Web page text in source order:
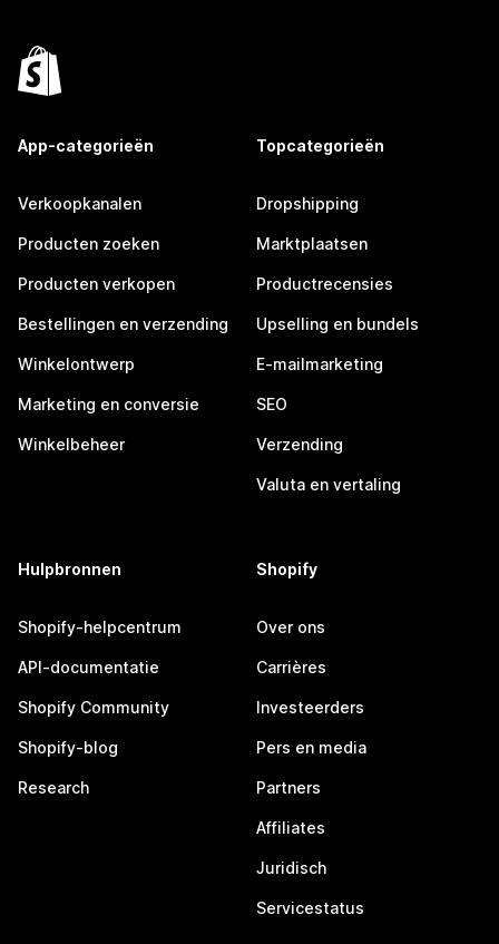
App-categorieën
Verkoopkanalen
Producten zoeken
Producten verkopen
Bestellingen en verzending
Winkelontwerp
Marketing en conversie
Winkelbeheer
Topcategorieën
Dropshipping
Marktplaatsen
Productrecensies
Upselling en bundels
E-mailmarketing
SEO
Verzending
Valuta en vertaling
Hulpbronnen
Shopify-helpcentrum
API-documentatie
Shopify Community
Shopify-blog
Research
Shopify
Over ons
Carrières
Investeerders
Pers en media
Partners
Affiliates
Juridisch
Servicestatus